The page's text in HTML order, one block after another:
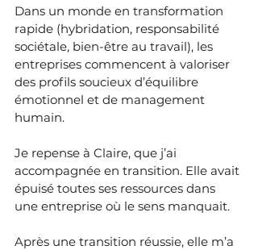
Dans un monde en transformation
rapide (hybridation, responsabilité
sociétale, bien-être au travail), les
entreprises commencent à valoriser
des profils soucieux d’équilibre
émotionnel et de management
humain.
Je repense à Claire, que j’ai
accompagnée en transition. Elle avait
épuisé toutes ses ressources dans
une entreprise où le sens manquait.
Après une transition réussie, elle m’a